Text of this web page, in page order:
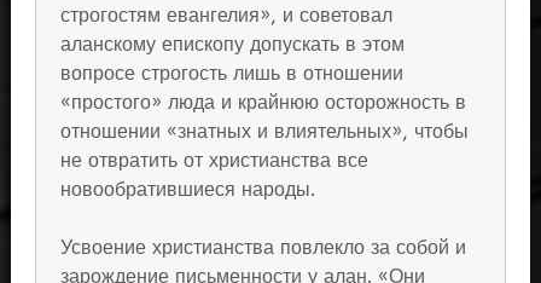
строгостям евангелия», и советовал
аланскому епископу допускать в этом
вопросе строгость лишь в отношении
«простого» люда и крайнюю осторожность в
отношении «знатных и влиятельных», чтобы
не отвратить от христианства все
новообратившиеся народы.
Усвоение христианства повлекло за собой и
зарождение письменности у алан. «Они